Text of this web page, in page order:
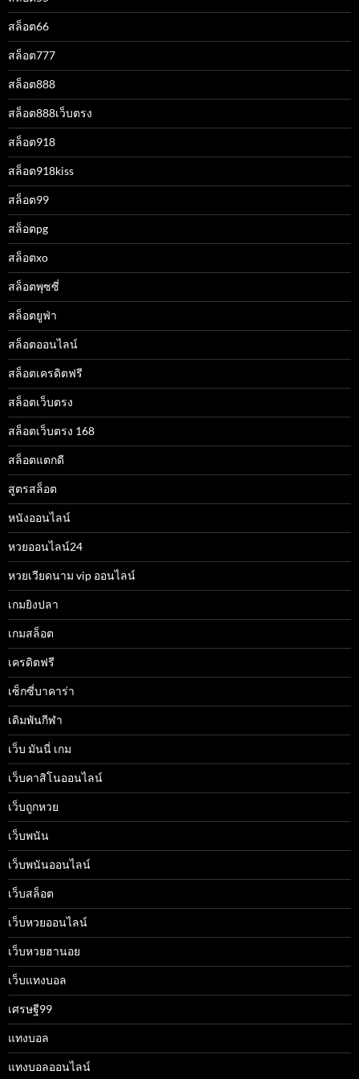
สล็อต66
สล็อต777
สล็อต888
สล็อต888เว็บตรง
สล็อต918
สล็อต918kiss
สล็อต99
สล็อตpg
สล็อตxo
สล็อตพุซซี่
สล็อตยูฟ่า
สล็อตออนไลน์
สล็อตเครดิตฟรี
สล็อตเว็บตรง
สล็อตเว็บตรง 168
สล็อตแตกดี
สูตรสล็อต
หนังออนไลน์
หวยออนไลน์24
หวยเวียดนาม vip ออนไลน์
เกมยิงปลา
เกมสล็อต
เครดิตฟรี
เซ็กซี่บาคาร่า
เดิมพันกีฬา
เว็บ มันนี่ เกม
เว็บคาสิโนออนไลน์
เว็บถูกหวย
เว็บพนัน
เว็บพนันออนไลน์
เว็บสล็อต
เว็บหวยออนไลน์
เว็บหวยฮานอย
เว็บแทงบอล
เศรษฐี99
แทงบอล
แทงบอลออนไลน์